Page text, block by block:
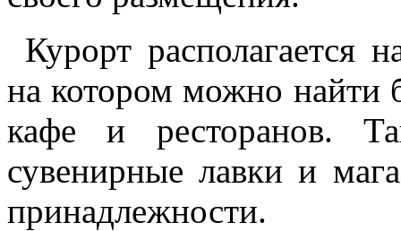
Курорт располагается
на котором можно найти
кафе и ресторанов.
сувенирные лавки и
принадлежности.